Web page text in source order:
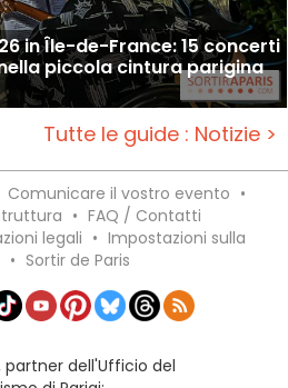
in Île-de-France: 15 concerti
piccola cintura parigina
Tutte le guide : Notizie >
Comunicare il vostro evento •
• FAQ / Contatti
legali • Impostazioni sulla
• Sortir de Paris
partner dell'Ufficio del